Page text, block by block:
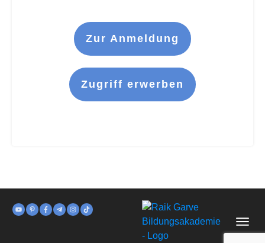
Zur Anmeldung
Zugriff erwerben